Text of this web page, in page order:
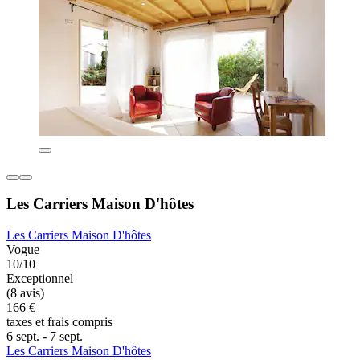
Les Carriers Maison D'hôtes
Les Carriers Maison D'hôtes
Vogue
10/10
Exceptionnel
(8 avis)
166 €
taxes et frais compris
6 sept. - 7 sept.
Les Carriers Maison D'hôtes